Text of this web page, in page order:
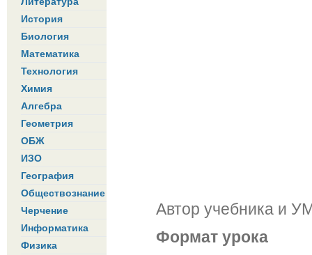
История
Биология
Математика
Технология
Химия
Алгебра
Геометрия
ОБЖ
ИЗО
География
Обществознание
Черчение
Информатика
Физика
Автор учебника и
Формат урока